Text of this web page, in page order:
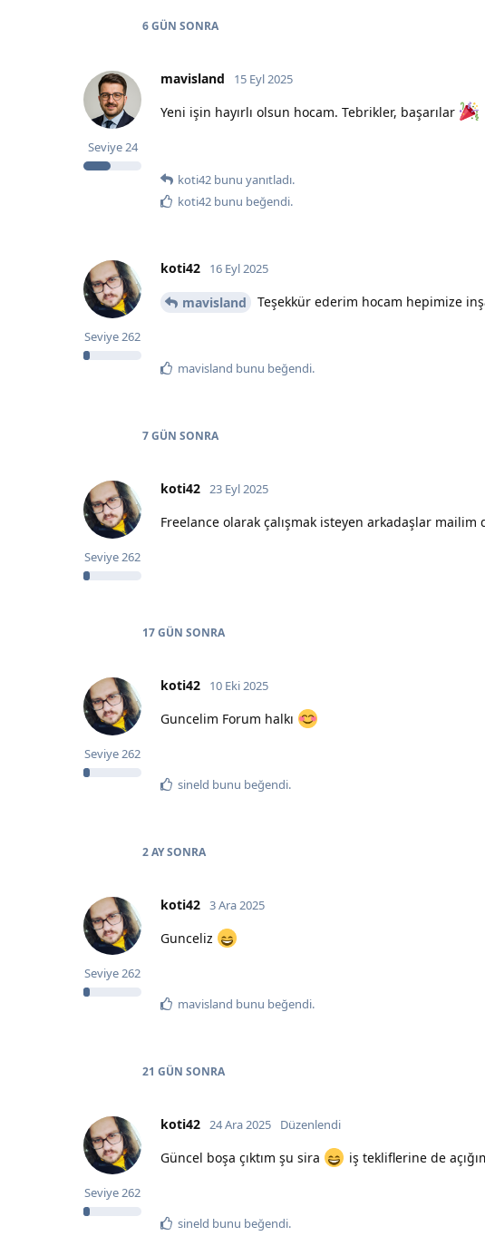
6 GÜN SONRA
mavisland
Seviye24
15 Eyl 2025
Yeni işin hayırlı olsun hocam. Tebrikler, başarılar
koti42 bunu yanıtladı.
koti42 bunu beğendi.
koti42
Seviye262
16 Eyl 2025
mavisland Teşekkür ederim hocam hepimize
mavisland bunu beğendi.
7 GÜN SONRA
koti42
Seviye262
23 Eyl 2025
Freelance olarak çalışmak isteyen arkadaşlar
17 GÜN SONRA
koti42
Seviye262
10 Eki 2025
Guncelim Forum halkı
sineld bunu beğendi.
2 AYSONRA
koti42
Seviye262
3 Ara 2025
Gunceliz
mavisland bunu beğendi.
21 GÜN SONRA
koti42
Seviye262
24 Ara 2025 Düzenlendi
Güncel boşa çıktım şu sira iş tekliflerine de
sineld bunu beğendi.